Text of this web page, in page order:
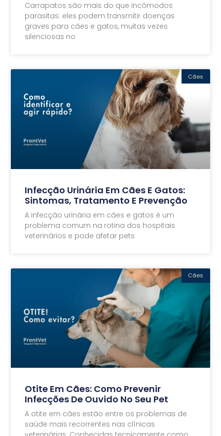
Carrapatos são mais do que incômodos
parasitas: eles podem transmitir doenças
graves para cães e gatos, muitas vezes
silenciosas no
Cães
Infecção Urinária Em Cães E Gatos:
Sintomas, Tratamento E Prevenção
A infecção urinária em cães e gatos é um
problema comum na rotina dos hospitais
veterinários e pode afetar pets
Cães
Otite Em Cães: Como Prevenir
Infecções De Ouvido No Seu Pet
A otite em cães estão entre os problemas de
saúde mais recorrentes nas clínicas